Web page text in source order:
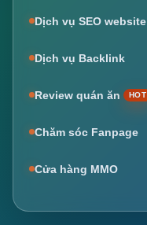
Dịch vụ SEO website
Dịch vụ Backlink
Review quán ăn HOT
Chăm sóc Fanpage
Cửa hàng MMO